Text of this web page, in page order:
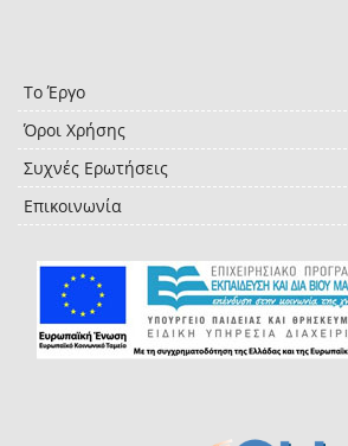
Το Έργο
Όροι Χρήσης
Συχνές Ερωτήσεις
Επικοινωνία